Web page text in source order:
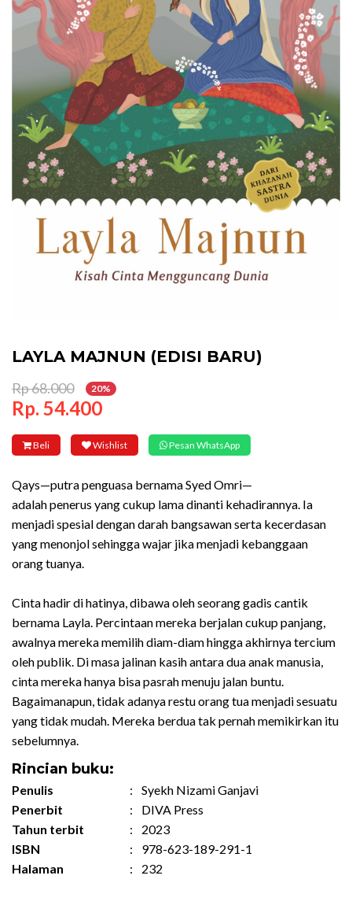
LAYLA MAJNUN (EDISI BARU)
Rp 68.000 20%
Rp. 54.400
Beli Wishlist Pesan WhatsApp
Qays—putra penguasa bernama Syed Omri—
adalah penerus yang cukup lama dinanti kehadirannya. Ia
menjadi spesial dengan darah bangsawan serta kecerdasan
yang menonjol sehingga wajar jika menjadi kebanggaan
orang tuanya.
Cinta hadir di hatinya, dibawa oleh seorang gadis cantik
bernama Layla. Percintaan mereka berjalan cukup panjang,
awalnya mereka memilih diam-diam hingga akhirnya tercium
oleh publik. Di masa jalinan kasih antara dua anak manusia,
cinta mereka hanya bisa pasrah menuju jalan buntu.
Bagaimanapun, tidak adanya restu orang tua menjadi sesuatu
yang tidak mudah. Mereka berdua tak pernah memikirkan itu
sebelumnya.
Rincian buku:
Penulis :
Syekh Nizami Ganjavi
Penerbit
:
DIVA Press
Tahun terbit
:
2023
ISBN
:
978-623-189-291-1
Halaman
: 232